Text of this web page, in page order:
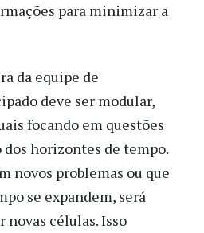
para minimizar a
da equipe de
deve ser modular,
focando em questões
horizontes de tempo.
novos problemas ou que
se expandem, será
novas células. Isso